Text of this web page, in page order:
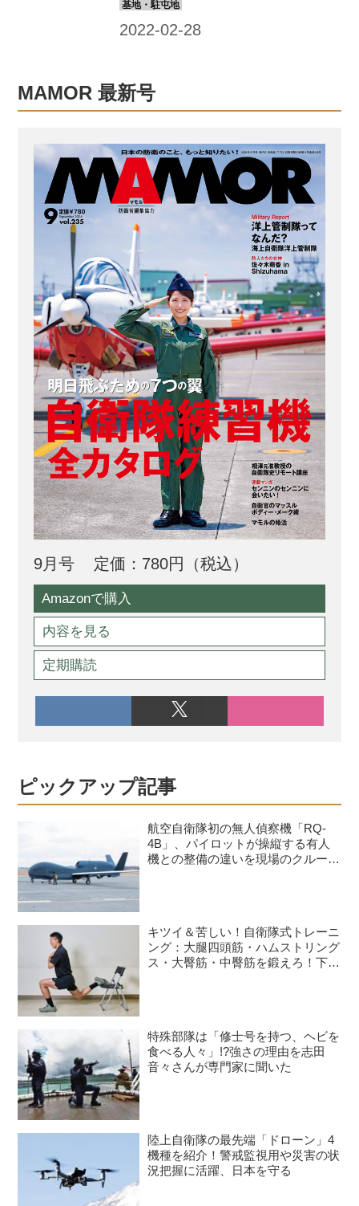
衛隊の地図情報の変遷 東立川駐屯地
（東京都）にある地理情報隊は、水陸
臣直轄の陸上総隊で、各部隊の情報業
務を支援する中央情報隊に属する。そ
の歴史は、自衛隊における地図情報の
位置づけと重なる。 戦前の旧日本軍の
地図製作は、1871年からはじまり、84
年に参謀本部測量局、88年に陸地測量
部が編成され、日本における地図製...
MAMOR 最新号
9月号 定価：780円（税込）
Amazonで購入
内容を見る
定期購読
ピックアップ記事
航空自衛隊初の無人偵察機「RQ-
4B」、パイロットが操縦する有人
機との整備の違いを現場のクルーが
キツイ＆苦しい！自衛隊式トレーニ
ング：大腿四頭筋・ハムストリング
ス・大臀筋・中臀筋を鍛えろ！下半
特殊部隊は「修士号を持つ、ヘビを
食べる人々」!?強さの理由を志田
音々さんが専門家に聞いた
陸上自衛隊の最先端「ドローン」4
機種を紹介！警戒監視用や災害の状
況把握に活躍、日本を守る